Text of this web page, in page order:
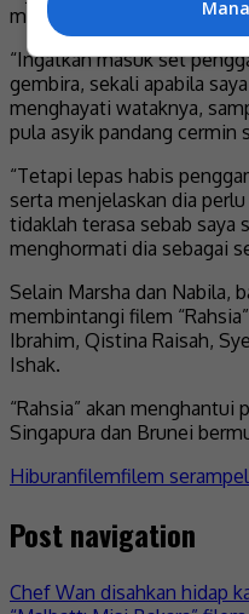
menyeramkan.
“Ingatkan masuk set
gembira, sekali apabila
menghayati wataknya,
pula asyik pandang cermin
“Tetapi lepas habis
serta menjelaskan dia
tidaklah terasa sebab saya
menghormati dia sebagai
Selain Marsha dan Nabila,
membintangi filem
Ibrahim, Qistina Raisah,
Ishak.
“Rahsia” akan menghantui
Singapura dan Brunei
Hiburanfilemfilem seram
Post navigation
Chef Wan disahkan hidap